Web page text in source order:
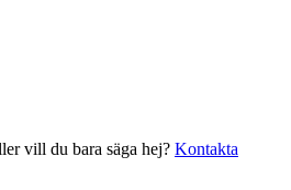
vill du bara säga hej? Kontakta